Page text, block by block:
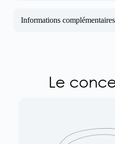
Informations complémentaires
Le